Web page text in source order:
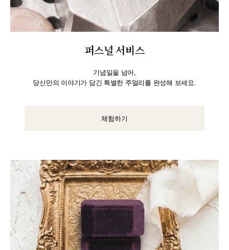
퍼스널 서비스
기념일을 넘어,
당신만의 이야기가 담긴 특별한 주얼리를 완성해 보세요.
체험하기